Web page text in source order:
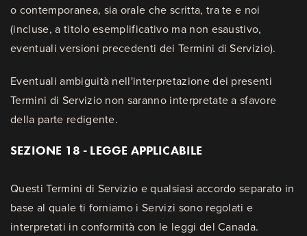
o contemporanea, sia orale che scritta, tra te e noi
(incluse, a titolo esemplificativo ma non esaustivo,
eventuali versioni precedenti dei Termini di Servizio).
Eventuali ambiguità nell'interpretazione dei presenti
Termini di Servizio non saranno interpretate a sfavore
della parte redigente.
SEZIONE 18 - LEGGE APPLICABILE
Questi Termini di Servizio e qualsiasi accordo separato in
base al quale ti forniamo i Servizi sono regolati e
interpretati in conformità con le leggi del Canada.